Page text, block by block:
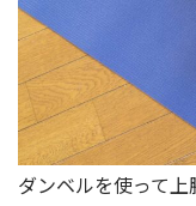
ダンベルを使って上